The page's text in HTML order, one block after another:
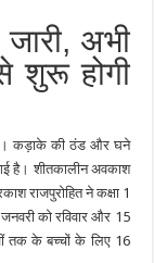
अभी
शुरू होगी
है। कड़ाके की ठंड और घने
है। शीतकालीन अवकाश
राजपुरोहित ने कक्षा 1
को रविवार और 15
तक के बच्चों के लिए 16